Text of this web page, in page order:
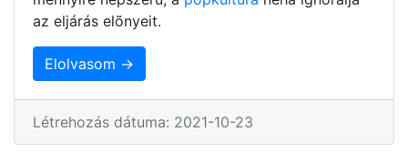
az eljárás elõnyeit.
Elolvasom →
Létrehozás dátuma: 2021-10-23